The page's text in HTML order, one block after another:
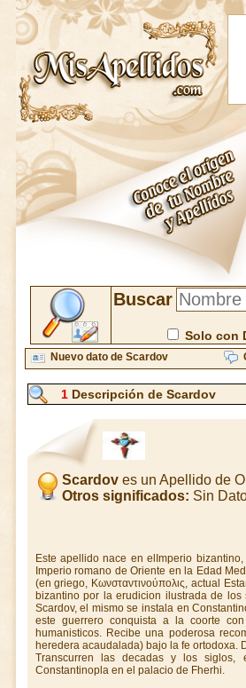
Buscar
Solo con
Nuevo dato de Scardov
1 Descripción de Scardov
Scardoves un Apellido de
Otros significados: Sin
Este apellido nace en elImperio
Imperio romano de Oriente en la Edad
(en griego, Κωνσταντινούπολις, actual
bizantino por la erudicion ilustrada de
Scardov, el mismo se instala en
este guerrero conquista a la coorte
humanisticos. Recibe una poderosa
heredera acaudalada) bajo la fe ortodoxa.
Transcurren las decadas y los
Constantinopla en el palacio de Fherhi.